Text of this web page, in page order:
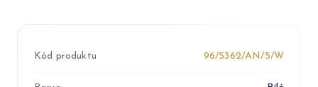
Kód produktu 96/5362/AN/5/W